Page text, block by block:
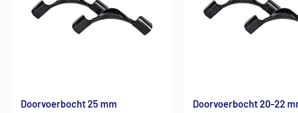
Doorvoerbocht 25 mm Doorvoerbocht 20-22